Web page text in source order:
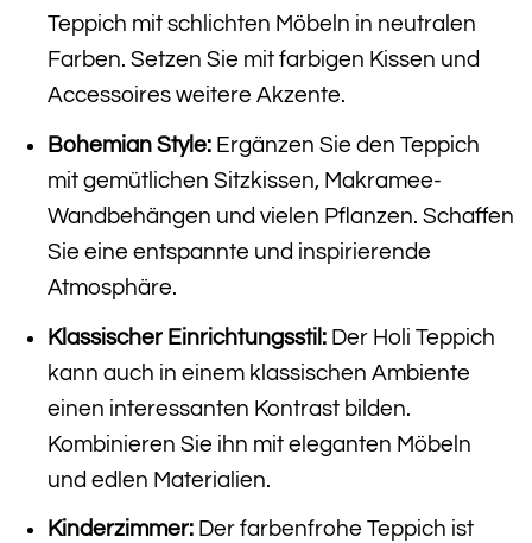
Teppich mit schlichten Möbeln in neutralen
Farben. Setzen Sie mit farbigen Kissen und
Accessoires weitere Akzente.
Bohemian Style:Ergänzen Sie den Teppich
mit gemütlichen Sitzkissen, Makramee-
Wandbehängen und vielen Pflanzen. Schaffen
Sie eine entspannte und inspirierende
Atmosphäre.
Klassischer Einrichtungsstil:Der Holi Teppich
kann auch in einem klassischen Ambiente
einen interessanten Kontrast bilden.
Kombinieren Sie ihn mit eleganten Möbeln
und edlen Materialien.
Kinderzimmer:Der farbenfrohe Teppich ist